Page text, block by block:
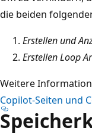
die beiden
Erstellen und
Erstellen Loop
Weitere
Copilot-Seiten und